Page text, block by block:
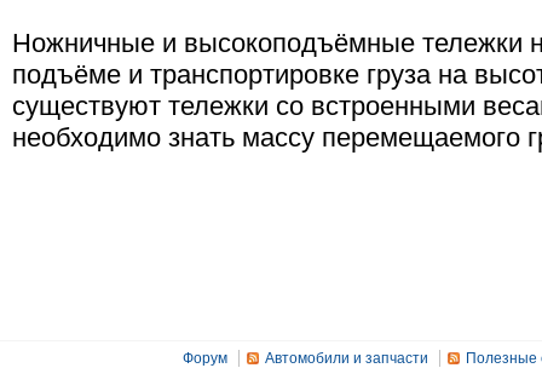
Ножничные и высокоподъёмные тележки
подъёме и транспортировке груза на
существуют тележки со встроенными
необходимо знать массу перемещаемого
Форум Автомобили и запчасти Полезные